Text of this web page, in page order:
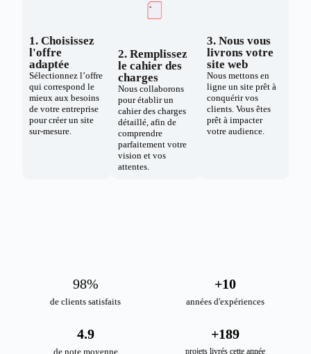
1. Choisissez
l'offre
adaptée
Sélectionnez l’offre
qui correspond le
mieux aux besoins
de votre entreprise
pour créer un site
sur-mesure.
2. Remplissez
le cahier des
charges
Nous collaborons
pour établir un
cahier des charges
détaillé, afin de
comprendre
parfaitement votre
vision et vos
attentes.
3. Nous vous
livrons votre
site web
Nous mettons en
ligne un site prêt à
conquérir vos
clients. Vous êtes
prêt à impacter
votre audience.
de clients satisfaits
98%
années d'expériences
+10
de note moyenne
4.9
projets livrés cette année
+189